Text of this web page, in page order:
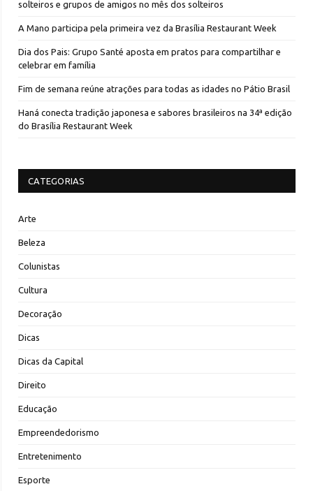
solteiros e grupos de amigos no mês dos solteiros
A Mano participa pela primeira vez da Brasília Restaurant Week
Dia dos Pais: Grupo Santé aposta em pratos para compartilhar e
celebrar em família
Fim de semana reúne atrações para todas as idades no Pátio Brasil
Haná conecta tradição japonesa e sabores brasileiros na 34ª edição
do Brasília Restaurant Week
CATEGORIAS
Arte
Beleza
Colunistas
Cultura
Decoração
Dicas
Dicas da Capital
Direito
Educação
Empreendedorismo
Entretenimento
Esporte